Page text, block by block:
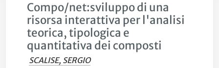
Compo/net:sviluppo di una
risorsa interattiva per l'analisi
teorica, tipologica e
quantitativa dei composti
SCALISE, SERGIO